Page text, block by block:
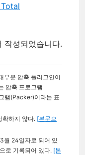
작성되었습니다.
부분 압축 플러그인이
압축 프로그램
램(Packer)이라는 표
확하지 않다. [본문으
월 24일자로 되어 있
로 기록되어 있다. [본